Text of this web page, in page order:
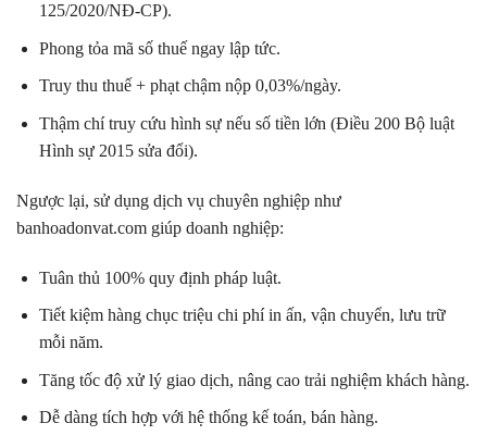
125/2020/NĐ-CP).
Phong tỏa mã số thuế ngay lập tức.
Truy thu thuế + phạt chậm nộp 0,03%/ngày.
Thậm chí truy cứu hình sự nếu số tiền lớn (Điều 200 Bộ luật
Hình sự 2015 sửa đổi).
Ngược lại, sử dụng dịch vụ chuyên nghiệp như
banhoadonvat.com giúp doanh nghiệp:
Tuân thủ 100% quy định pháp luật.
Tiết kiệm hàng chục triệu chi phí in ấn, vận chuyển, lưu trữ
mỗi năm.
Tăng tốc độ xử lý giao dịch, nâng cao trải nghiệm khách hàng.
Dễ dàng tích hợp với hệ thống kế toán, bán hàng.